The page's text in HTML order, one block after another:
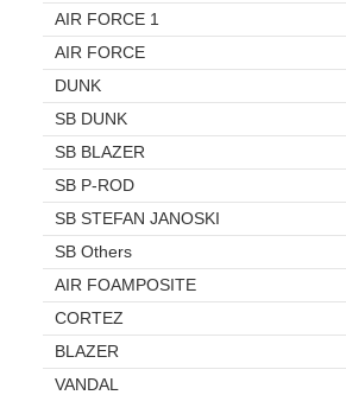
AIR FORCE 1
AIR FORCE
DUNK
SB DUNK
SB BLAZER
SB P-ROD
SB STEFAN JANOSKI
SB Others
AIR FOAMPOSITE
CORTEZ
BLAZER
VANDAL